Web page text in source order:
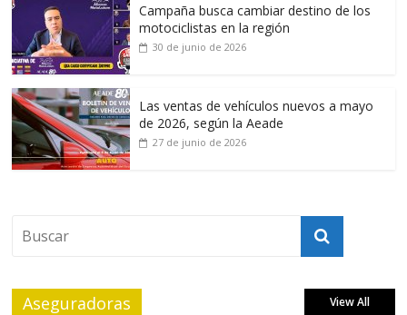
Campaña busca cambiar destino de los
motociclistas en la región
30 de junio de 2026
Las ventas de vehículos nuevos a mayo
de 2026, según la Aeade
27 de junio de 2026
Aseguradoras View All